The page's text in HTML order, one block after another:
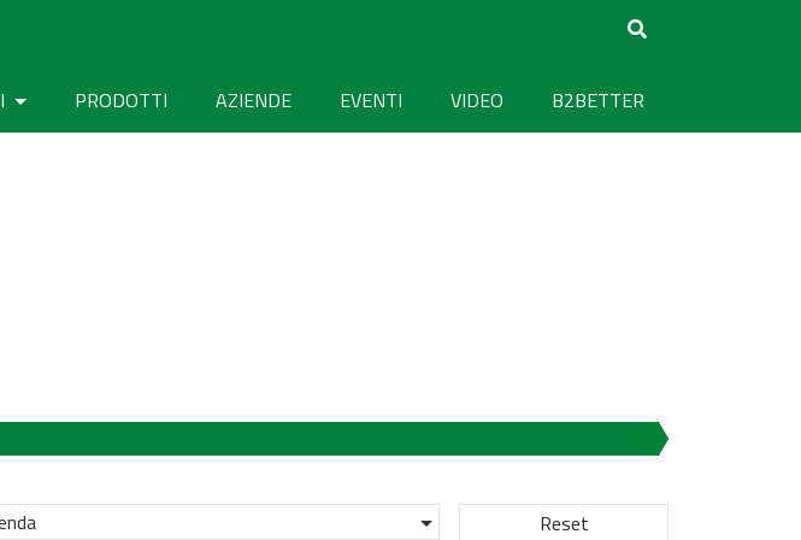
PRODOTTI AZIENDE EVENTI VIDEO B2BETTER
Reset